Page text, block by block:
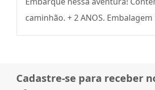
caminhão. + 2 ANOS. Embalagem
Cadastre-se para receber